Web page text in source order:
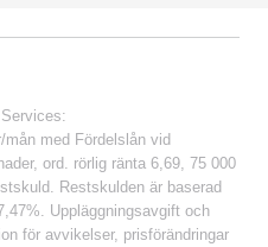
med Fördelslån vid
ord. rörlig ränta 6,69, 75 000
Restskulden är baserad
Uppläggningsavgift och
för avvikelser, prisförändringar